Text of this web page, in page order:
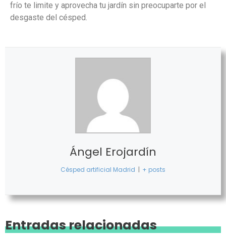
frío te limite y aprovecha tu jardín sin preocuparte por el
desgaste del césped.
Ángel Erojardín
Césped artificial Madrid | + posts
Entradas relacionadas